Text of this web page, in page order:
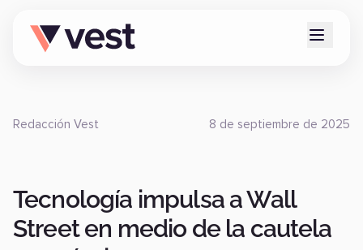
Redacción Vest 8 de septiembre de 2025
Tecnología impulsa a Wall
Street en medio de la cautela